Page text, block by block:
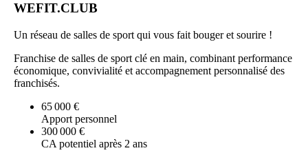
WEFIT.CLUB
Un réseau de salles de sport qui vous fait bouger et sourire !
Franchise de salles de sport clé en main, combinant performance
économique, convivialité et accompagnement personnalisé des
franchisés.
65 000 €
Apport personnel
300 000 €
CA potentiel après 2 ans